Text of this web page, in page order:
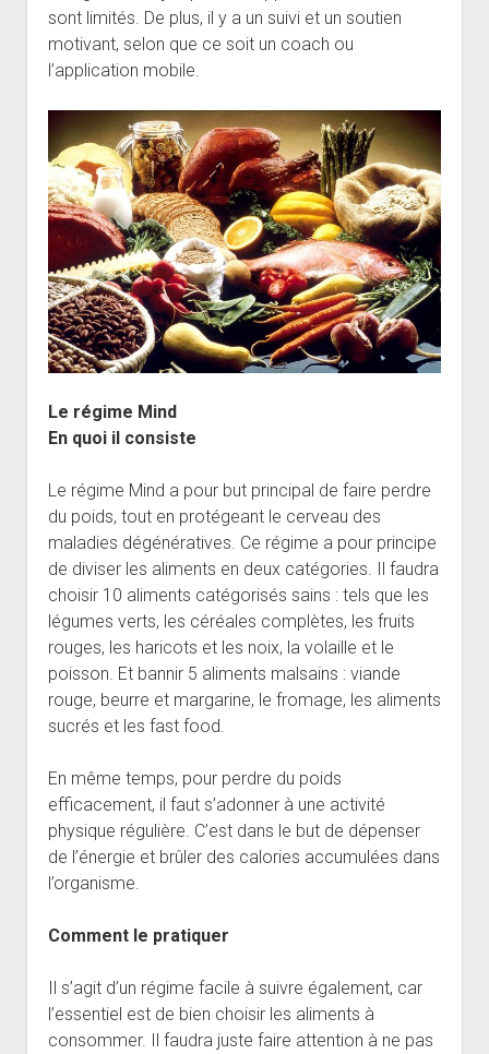
sont limités. De plus, il y a un suivi et un soutien
motivant, selon que ce soit un coach ou
l’application mobile.
Le régime Mind
En quoi il consiste
Le régime Mind a pour but principal de faire perdre
du poids, tout en protégeant le cerveau des
maladies dégénératives. Ce régime a pour principe
de diviser les aliments en deux catégories. Il faudra
choisir 10 aliments catégorisés sains : tels que les
légumes verts, les céréales complètes, les fruits
rouges, les haricots et les noix, la volaille et le
poisson. Et bannir 5 aliments malsains : viande
rouge, beurre et margarine, le fromage, les aliments
sucrés et les fast food.
En même temps, pour perdre du poids
efficacement, il faut s’adonner à une activité
physique régulière. C’est dans le but de dépenser
de l’énergie et brûler des calories accumulées dans
l’organisme.
Comment le pratiquer
Il s’agit d’un régime facile à suivre également, car
l’essentiel est de bien choisir les aliments à
consommer. Il faudra juste faire attention à ne pas